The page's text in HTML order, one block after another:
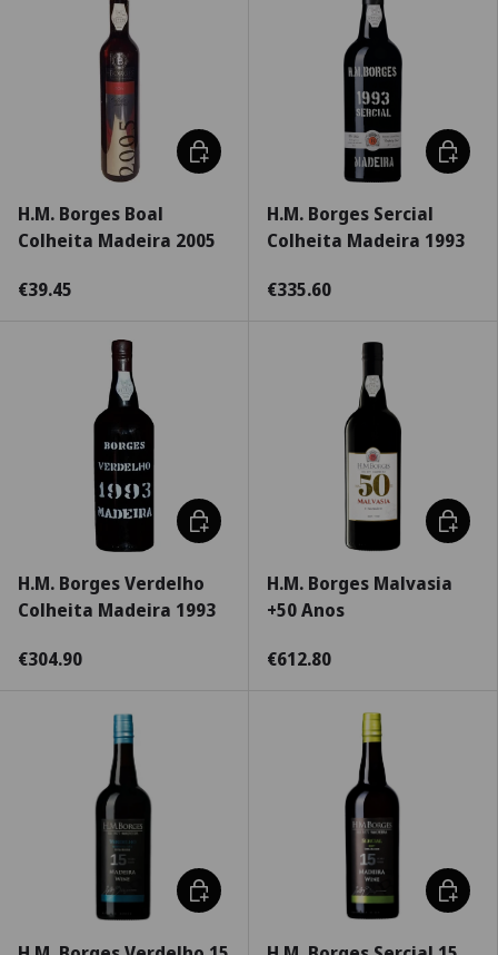
H.M. Borges Boal
Colheita Madeira 2005
€39.45
Escolha as opções
H.M. Borges Sercial
Colheita Madeira 1993
€335.60
H.M. Borges Verdelho
Colheita Madeira 1993
€304.90
Escolha as opções
H.M. Borges Malvasia
+50 Anos
€612.80
Adicionar ao carrinho